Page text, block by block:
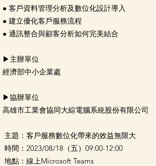
● 客戶資料管理分析及數位化設計導入
● 建立優化客戶服務流程
● 通訊整合與顧客分析如何完美結合
▶主辦單位
經濟部中小企業處
▶協辦單位
高雄市工業會協同大綜電腦系統股份有限公司
主題：客戶服務數位化帶來的效益無限大
時間：2023/08/18（五）09:00-12:00
地點：線上Microsoft Teams